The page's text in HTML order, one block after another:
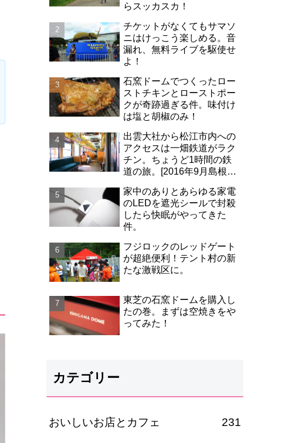
らスッカスカ！
チケットがなくてもサマソ
ニはけっこう楽しめる。音
漏れ、無料ライブを駆使せ
よ！
石窯ドームでつくったロー
ストチキンとローストポー
クが奇跡過ぎる件。味付け
は塩と胡椒のみ！
出雲大社から松江市内への
アクセスは一畑鉄道がラク
チン。ちょうど1時間の鉄
道の旅。[2016年9月島根旅
家中のありとあらゆる家電
のLEDを遮光シールで封殺
したら快眠がやってきた
件。
フジロックのレッドゲート
が超絶便利！テント村の新
たな激戦区に。
東芝の石窯ドームを購入し
たの巻。まずは空焼きをや
ってみた！
カテゴリー
おいしいお店とカフェ 231